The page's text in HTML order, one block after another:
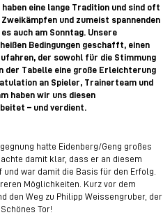
eine lange Tradition und sind oft
und zumeist spannenden
auch am Sonntag. Unsere
Bedingungen geschafft, einen
der sowohl für die Stimmung
der Tabelle eine große Erleichterung
an Spieler, Trainerteam und
haben wir uns diesen
– und verdient.
hatte Eidenberg/Geng großes
damit klar, dass er an diesem
war damit die Basis für den Erfolg.
Möglichkeiten. Kurz vor dem
den Weg zu Philipp Weissengruber, der
Tor!